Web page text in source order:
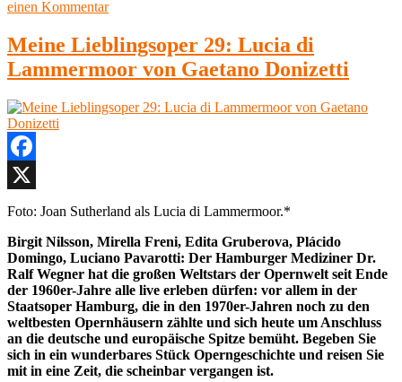
einen Kommentarzu
Lieblingsoper
32:
Udo
Weiße
Rose
Meine Lieblingsoper 29: Lucia di
Lammermoor von Gaetano Donizetti
Facebook
X
Foto: Joan Sutherland als Lucia di Lammermoor.*
Birgit Nilsson, Mirella Freni, Edita Gruberova, Plácido
Domingo, Luciano Pavarotti: Der Hamburger Mediziner Dr.
Ralf Wegner hat die großen Weltstars der Opernwelt seit Ende
der 1960er-Jahre alle live erleben dürfen: vor allem in der
Staatsoper Hamburg, die in den 1970er-Jahren noch zu den
weltbesten Opernhäusern zählte und sich heute um Anschluss
an die deutsche und europäische Spitze bemüht. Begeben Sie
sich in ein wunderbares Stück Operngeschichte und reisen Sie
mit in eine Zeit, die scheinbar vergangen ist.